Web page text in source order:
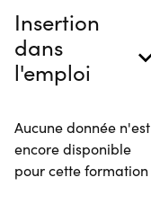
Insertion
dans
l'emploi
Aucune donnée n'est
encore disponible
pour cette formation